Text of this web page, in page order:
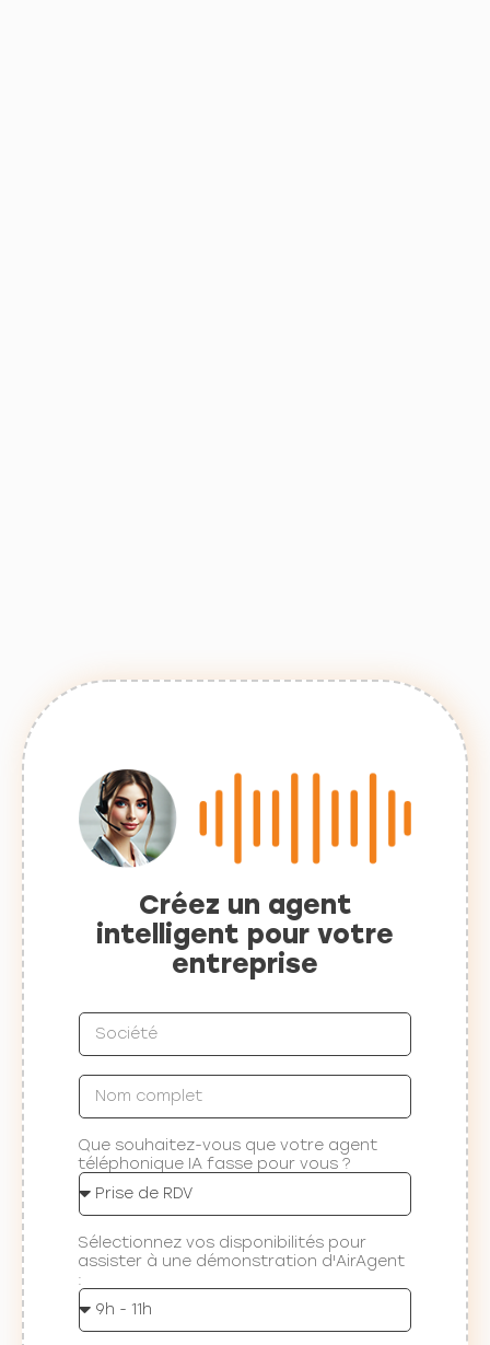
Créez un agent
intelligent pour votre
entreprise
Que souhaitez-vous que votre agent
téléphonique IA fasse pour vous ?
Sélectionnez vos disponibilités pour
assister à une démonstration d'AirAgent
: